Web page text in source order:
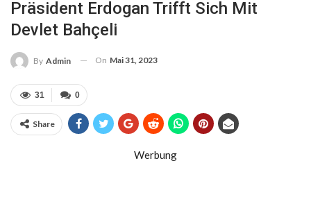
Präsident Erdogan Trifft Sich Mit
Devlet Bahçeli
By Admin On Mai 31, 2023
0
31
Share
Werbung